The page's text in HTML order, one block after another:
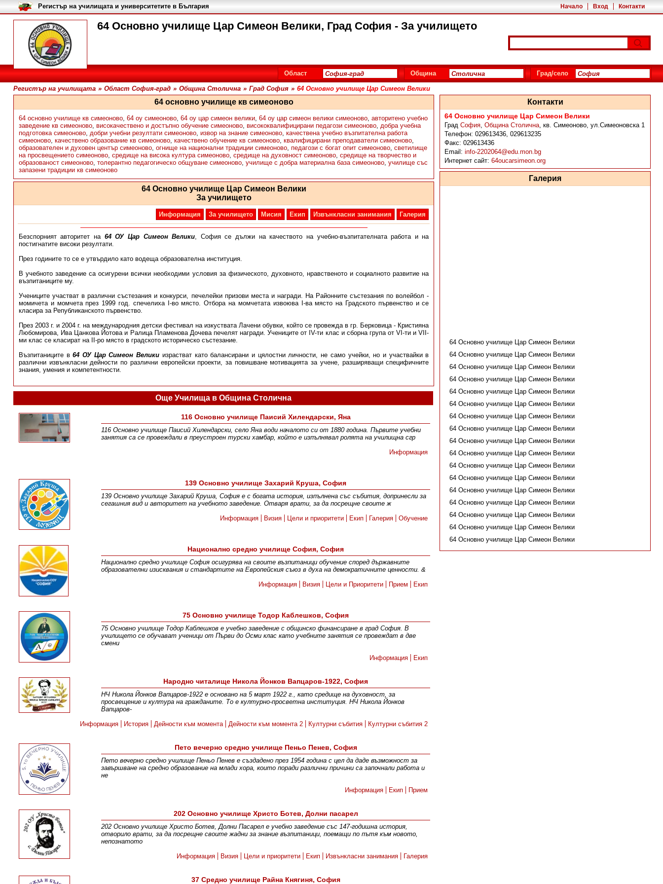
64 Основно училище Цар Симеон Велики, Град София - За училището
Начало Вход Контакти
Регистър на училищата и университетите в България
Област Община Град/село
Регистър на училищата » Област София-град » Община Столична » Град София » 64 Основно училище Цар Симеон Велики
64 основно училище кв симеоново
64 основно училище кв симеоново, 64 оу симеоново, 64 оу цар симеон велики, 64 оу цар симеон велики симеоново, авторитено учебно
заведение кв симеоново, високачествено и достъпно обучение симеоново, висококвалифицирани педагози симеоново, добра учебна
подготовка симеоново, добри учебни резултати симеоново, извор на знание симеоново, качествена учебно възпитателна работа
симеоново, качествено образование кв симеоново, качествено обучение кв симеоново, квалифицирани преподаватели симеоново,
образователен и духовен център симеоново, огнище на национални традиции симеоново, педагози с богат опит симеоново, светилище
на просвещението симеоново, средище на висока култура симеоново, средище на духовност симеоново, средище на творчество и
образованост симеоново, толерантно педагогическо общуване симеоново, училище с добра материална база симеоново, училище със
запазени традиции кв симеоново
64 Основно училище Цар Симеон Велики
За училището
Информация За училището Мисия Екип Извънкласни занимания Галерия
Безспорният авторитет на 64 ОУ Цар Симеон Велики, София се дължи на качеството на учебно-възпитателната работа и на
постигнатите високи резултати.
През годините то се е утвърдило като водеща образователна институция.
В учебното заведение са осигурени всички необходими условия за физическото, духовното, нравственото и социалното развитие на
възпитаниците му.
Учениците участват в различни състезания и конкурси, печелейки призови места и награди. На Районните състезания по волейбол -
момичета и момчета през 1999 год. спечелиха І-во място. Отбора на момчетата извоюва І-ва място на Градското първенство и се
класира за Републиканското първенство.
През 2003 г. и 2004 г. на международния детски фестивал на изкуствата Лачени обувки, който се провежда в гр. Берковица - Кристияна
Любомирова, Ива Цанкова Йотова и Ралица Пламенова Дочева печелят награди. Учениците от IV-ти клас и сборна група от VI-ти и VII-
ми клас се класират на ІІ-ро място в градското историческо състезание.
Възпитаниците в64 ОУ Цар Симеон Велики израстват като балансирани и цялостни личности, не само учейки, но и участвайки в
различни извънкласни дейности по различни европейски проекти, за повишване мотивацията за учене, разширяващи специфичните
знания, умения и компетентности.
Контакти
64 Основно училище Цар Симеон Велики
Град София, Община Столична, кв. Симеоново, ул.Симеоновска 1
Телефон: 029613436, 029613235
Факс: 029613436
Email: info-2202064@edu.mon.bg
Интернет сайт: 64oucarsimeon.org
Галерия
64 Основно училище Цар Симеон Велики
64 Основно училище Цар Симеон Велики
64 Основно училище Цар Симеон Велики
64 Основно училище Цар Симеон Велики
64 Основно училище Цар Симеон Велики
64 Основно училище Цар Симеон Велики
64 Основно училище Цар Симеон Велики
64 Основно училище Цар Симеон Велики
64 Основно училище Цар Симеон Велики
64 Основно училище Цар Симеон Велики
64 Основно училище Цар Симеон Велики
64 Основно училище Цар Симеон Велики
64 Основно училище Цар Симеон Велики
64 Основно училище Цар Симеон Велики
64 Основно училище Цар Симеон Велики
64 Основно училище Цар Симеон Велики
64 Основно училище Цар Симеон Велики
Още Училища в Община Столична
116 Основно училище Паисий Хилендарски, Яна
116 Основно училище Паисий Хилендарски, село Яна води началото си от 1880 година. Първите учебни
занятия са се провеждали в преустроен турски хамбар, който е изпълнявал ролята на училищна сгр
Информация
139 Основно училище Захарий Круша, София
139 Основно училище Захарий Круша, София е с богата история, изпълнена със събития, допринесли за
сегашния вид и авторитет на учебното заведение. Отваря врати, за да посрещне своите ж
Информация
Визия Цели и приоритети Екип Галерия Обучение
Национално средно училище София, София
Национално средно училище София осигурява на своите възпитаници обучение според държавните
образователни изисквания и стандартите на Европейския съюз в духа на демократичните ценности. &
Информация
Визия Цели и Приоритети Прием Екип
75 Основно училище Тодор Каблешков, София
75 Основно училище Тодор Каблешков е учебно заведение с общинско финансиране в град София. В
училището се обучават ученици от Първи до Осми клас като учебните занятия се провеждат в две
смени
Информация
Екип
Народно читалище Никола Йонков Вапцаров-1922, София
НЧ Никола Йонков Вапцаров-1922 е основано на 5 март 1922 г., като средище на духовност, за
просвещение и култура на гражданите. То е културно-просветна институция. НЧ Никола Йонков
Вапцаров-
Информация
История Дейности към момента Дейности към момента 2 Културни събития Културни събития 2
Пето вечерно средно училище Пеньо Пенев, София
Пето вечерно средно училище Пеньо Пенев е създадено през 1954 година с цел да даде възможност за
завършване на средно образование на млади хора, които поради различни причини са започнали работа и
не
Информация
Екип Прием
202 Основно училище Христо Ботев, Долни пасарел
202 Основно училище Христо Ботев, Долни Пасарел е учебно заведение със 147-годишна история,
отворило врати, за да посрещне своите жадни за знание възпитаници, поемащи по пътя към новото,
непознатото
Информация
Визия Цели и приоритети Екип Извънкласни занимания Галерия
37 Средно училище Райна Княгиня, София